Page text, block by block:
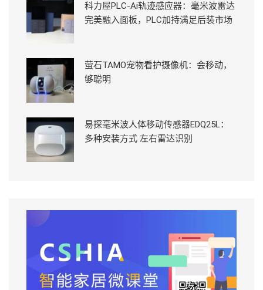
科力屋PLC-Ai轨迹感应器：毫米波雷达
完美融入面板，PLC加持满足后装市场
萤石TAMO宠物看护摄像机：会移动，
够聪明
易探毫米波人体移动传感器EDQ25L：
多种安装方式 左右雷达识别